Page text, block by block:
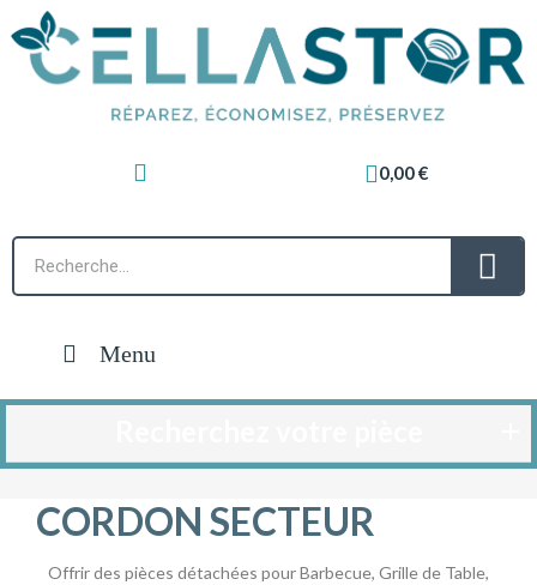
0,00 €
Menu
CORDON SECTEUR
Offrir des pièces détachées pour Barbecue, Grille de Table,